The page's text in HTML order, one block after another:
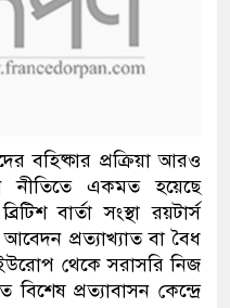
বহিষ্কার প্রক্রিয়া আরও
একমত হয়েছে
বার্তা সংস্থা রয়টার্স
প্রত্যাখ্যাত বা বৈধ
থেকে সরাসরি নিজ
প্রত্যাবাসন কেন্দ্রে